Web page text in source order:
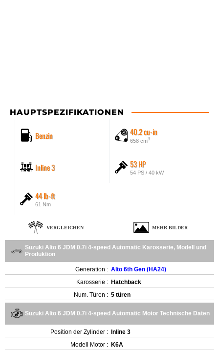
HAUPTSPEZIFIKATIONEN
Benzin 40.2 cu-in
658 cm3
Inline 3 53 HP
54 PS / 40 kW
44 lb-ft
61 Nm
VERGLEICHEN MEHR BILDER
Suzuki Alto 6 JDM 0.7i 4-speed Automatic Karosserie, Modell und
Produktion
Generation : Alto 6th Gen (HA24)
Karosserie : Hatchback
Num. Türen : 5 türen
Suzuki Alto 6 JDM 0.7i 4-speed Automatic Motor Technische Daten
Position der Zylinder :
Inline 3
Modell Motor : K6A